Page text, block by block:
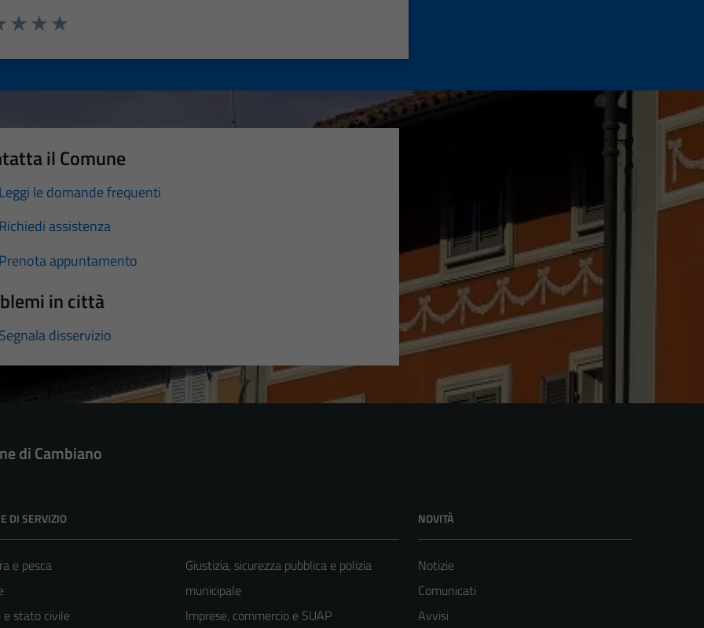
il Comune
Leggi le domande frequenti
Richiedi assistenza
Prenota appuntamento
in città
Segnala disservizio
di Cambiano
DI SERVIZIO
e pesca
e stato civile
Giustizia, sicurezza pubblica e polizia
municipale
Imprese, commercio e SUAP
NOVITÀ
Notizie
Comunicati
Avvisi